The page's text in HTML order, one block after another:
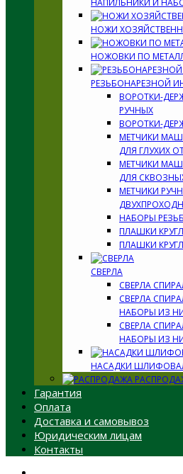
НАПИЛЬНИКИ И
НОЖИ
НОЖОВКИ ПО
РЕЗЬБОНАРЕЗНОЙ
ВОРОТКИ-
РУЧНЫХ
ВОРОТКИ-
МЕТЧИКИ
ДЛЯ ГЛУХИХ
МЕТЧИКИ
ДЛЯ
МЕТЧИКИ
НАБОРЫ
ПЛАШКИ
ПЛАШКИ
СВЕРЛА
СВЕРЛА
СВЕРЛА
НАБОРЫ ИЗ
СВЕРЛА
НАБОРЫ ИЗ
НАСАДКИ
Гарантия
Оплата
Доставка и самовывоз
Юридическим лицам
Контакты